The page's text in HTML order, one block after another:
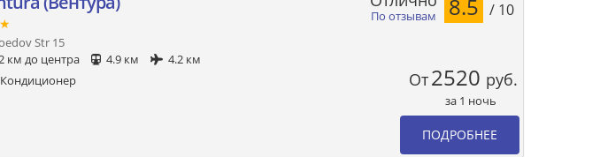
Str 15
км до центра
4.9 км
4.2 км
Кондиционер
По отзывам 8.5 / 10
От2520 руб.
за 1 ночь
ПОДРОБНЕЕ